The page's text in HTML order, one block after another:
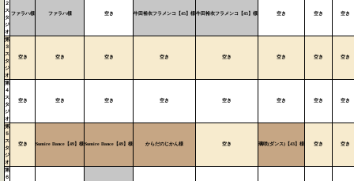
２
ス
タ
ジ
オ
ファラハ様 ファラハ様 空き 牛田裕衣フラメンコ【45】様牛田裕衣フラメンコ【45】様 空き 空き 空き
第
３
ス
タ
ジ
オ
空き 空き 空き 空き 空き 空き 空き 空き
第
４
ス
タ
ジ
オ
空き 空き 空き 空き 空き 空き 空き 空き
第
５
ス
タ
ジ
オ
空き Sumire Dance【49】様Sumire Dance【49】様 からだのじかん様 空き 璃咲(ダンス)【43】様 空き 空き
第
６